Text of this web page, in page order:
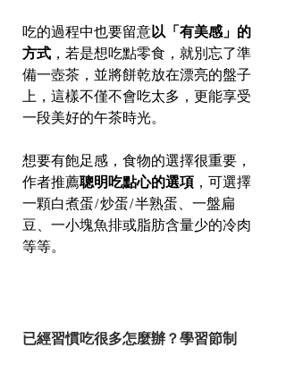
吃的過程中也要留意以「有美感」的
方式 ，若是想吃點零食，就別忘了準
備一壺茶，並將餅乾放在漂亮的盤子
上，這樣不僅不會吃太多，更能享受
一段美好的午茶時光。
想要有飽足感，食物的選擇很重要，
作者推薦聰明吃點心的選項 ，可選擇
一顆白煮蛋/炒蛋/半熟蛋、一盤扁
豆、一小塊魚排或脂肪含量少的冷肉
等等。
已經習慣吃很多怎麼辦？學習節制